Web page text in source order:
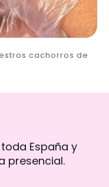
cachorros de
España y
presencial.